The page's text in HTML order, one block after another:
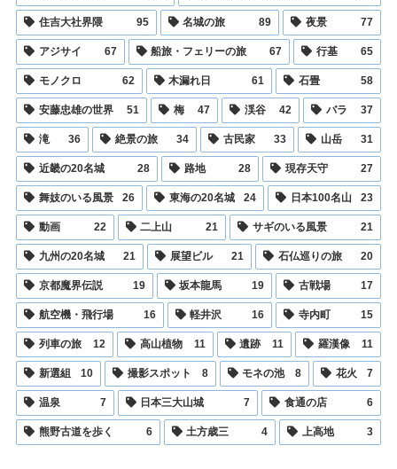
住吉大社界隈 95 名城の旅 89 夜景 77
アジサイ 67 船旅・フェリーの旅 67 行基 65
モノクロ 62 木漏れ日 61 石畳 58
安藤忠雄の世界 51 梅 47 渓谷 42 バラ 37
滝 36 絶景の旅 34 古民家 33 山岳 31
近畿の20名城 28 路地 28 現存天守 27
舞妓のいる風景 26 東海の20名城 24 日本100名山 23
動画 22 二上山 21 サギのいる風景 21
九州の20名城 21 展望ビル 21 石仏巡りの旅 20
京都魔界伝説 19 坂本龍馬 19 古戦場 17
航空機・飛行場 16 軽井沢 16 寺内町 15
列車の旅 12 高山植物 11 遺跡 11 羅漢像 11
新選組 10 撮影スポット 8 モネの池 8 花火 7
温泉 7 日本三大山城 7 食通の店 6
熊野古道を歩く 6 土方歳三 4 上高地 3